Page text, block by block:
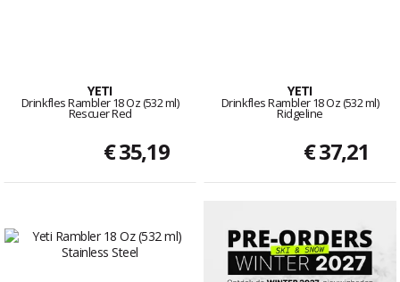
YETI
Drinkfles Rambler 18 Oz (532 ml)
Rescuer Red
€ 35,19
YETI
Drinkfles Rambler 18 Oz (532 ml)
Ridgeline
€ 37,21